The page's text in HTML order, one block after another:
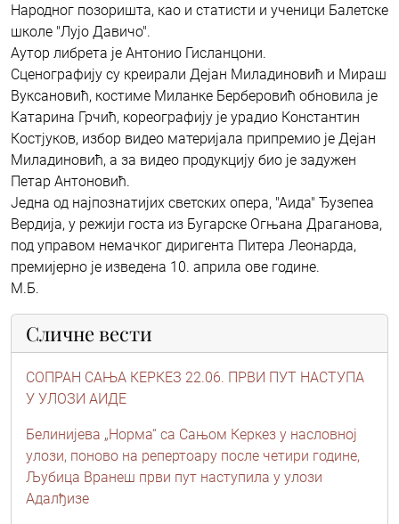
Народног позоришта, као и статисти и ученици Балетске
школе "Лујо Давичо".
Аутор либрета је Антонио Гисланцони.
Сценографију су креирали Дејан Миладиновић и Мираш
Вуксановић, костиме Миланке Берберовић обновила је
Катарина Грчић, кореографију је урадио Константин
Костјуков, избор видео материјала припремио је Дејан
Миладиновић, а за видео продукцију био је задужен
Петар Антоновић.
Једна од најпознатијих светских опера, "Аида" Ђузепеа
Вердија, у режији госта из Бугарске Огњана Драганова,
под управом немачког диригента Питера Леонарда,
премијерно је изведена 10. априла ове године.
М.Б.
Сличне вести
СОПРАН САЊА КЕРКЕЗ 22.06. ПРВИ ПУТ НАСТУПА
У УЛОЗИ АИДЕ
Белинијева „Норма“ са Сањом Керкез у насловној
улози, поново на репертоару после четири године,
Љубица Вранеш први пут наступила у улози
Адалђизе